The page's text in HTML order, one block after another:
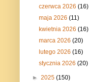
czerwca 2026(16)
maja 2026(11)
kwietnia 2026(16)
marca 2026(20)
lutego 2026(16)
stycznia 2026(20)
► 2025 (150)